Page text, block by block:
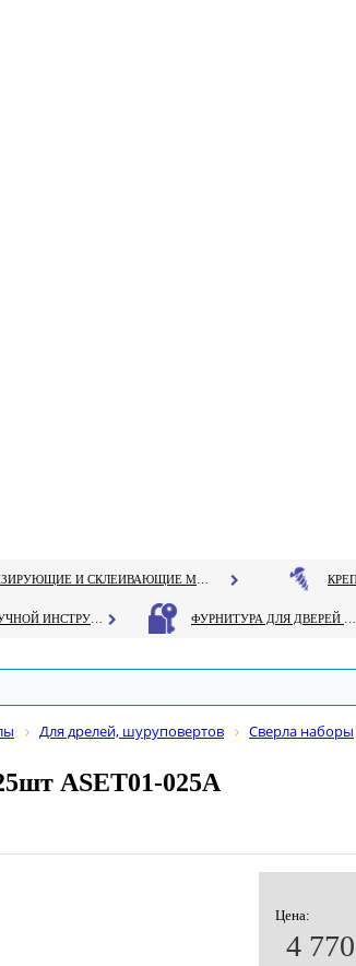
Для дрелей, шуруповертов Сверла наборы
ASET01-025A
Цена:
4